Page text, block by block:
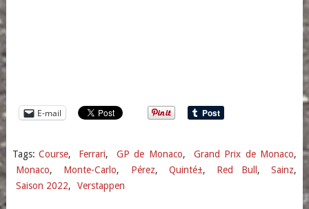
E-mail
Tags: Course, Ferrari, GP de Monaco, Grand Prix de Monaco,
Monaco, Monte-Carlo, Pérez, Quinté±, Red Bull , Sainz,
Saison 2022, Verstappen